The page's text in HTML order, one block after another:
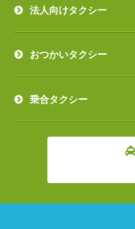
法人向けタクシー
おつかいタクシー
乗合タクシー